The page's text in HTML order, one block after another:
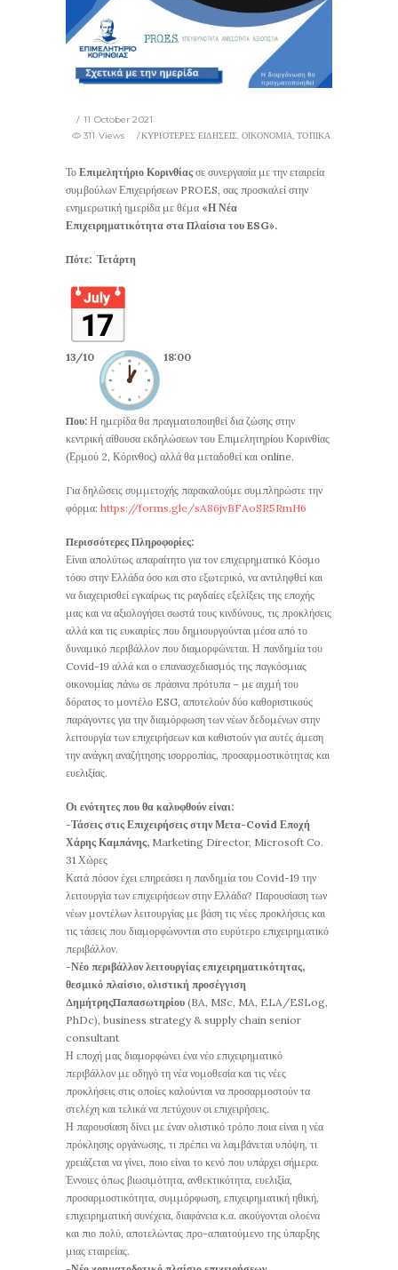
11 October 2021
ΚΥΡΙΟΤΕΡΕΣ ΕΙΔΗΣΕΙΣ,ΟΙΚΟΝΟΜΙΑ,ΤΟΠΙΚΑ
311 Views
Το Επιμελητήριο Κορινθίας σε συνεργασία με την εταιρεία
συμβούλων Επιχειρήσεων PROES, σας προσκαλεί στην
ενημερωτική ημερίδα με θέμα «Η Νέα
Επιχειρηματικότητα στα Πλαίσια του ESG».
Πότε: Τετάρτη
13/10 18:00
Που: Η ημερίδα θα πραγματοποιηθεί δια ζώσης στην
κεντρική αίθουσα εκδηλώσεων του Επιμελητηρίου Κορινθίας
(Ερμού 2, Κόρινθος) αλλά θα μεταδοθεί και online.
Για δηλώσεις συμμετοχής παρακαλούμε συμπληρώστε την
φόρμα: https://forms.gle/sA86jvBFAoSR5RmH6
Περισσότερες Πληροφορίες:
Είναι απολύτως απαραίτητο για τον επιχειρηματικό Κόσμο
τόσο στην Ελλάδα όσο και στο εξωτερικό, να αντιληφθεί και
να διαχειρισθεί εγκαίρως τις ραγδαίες εξελίξεις της εποχής
μας και να αξιολογήσει σωστά τους κινδύνους, τις προκλήσεις
αλλά και τις ευκαιρίες που δημιουργούνται μέσα από το
δυναμικό περιβάλλον που διαμορφώνεται. Η πανδημία του
Covid-19 αλλά και ο επανασχεδιασμός της παγκόσμιας
οικονομίας πάνω σε πράσινα πρότυπα – με αιχμή του
δόρατος το μοντέλο ESG, αποτελούν δύο καθοριστικούς
παράγοντες για την διαμόρφωση των νέων δεδομένων στην
λειτουργία των επιχειρήσεων και καθιστούν για αυτές άμεση
την ανάγκη αναζήτησης ισορροπίας, προσαρμοστικότητας και
ευελιξίας.
Οι ενότητες που θα καλυφθούν είναι:
-Τάσεις στις Επιχειρήσεις στην Μετα-Covid Εποχή
Χάρης Καμπάνης, Marketing Director, Microsoft Co.
31 Χώρες
Κατά πόσον έχει επηρεάσει η πανδημία του Covid-19 την
λειτουργία των επιχειρήσεων στην Ελλάδα? Παρουσίαση των
νέων μοντέλων λειτουργίας με βάση τις νέες προκλήσεις και
τις τάσεις που διαμορφώνονται στο ευρύτερο επιχειρηματικό
περιβάλλον.
-Νέο περιβάλλον λειτουργίας επιχειρηματικότητας,
θεσμικό πλαίσιο, ολιστική προσέγγιση
ΔημήτρηςΠαπασωτηρίου (BA, MSc, MA, ELA/ESLog,
PhDc), business strategy & supply chain senior
consultant
Η εποχή μας διαμορφώνει ένα νέο επιχειρηματικό
περιβάλλον με οδηγό τη νέα νομοθεσία και τις νέες
προκλήσεις στις οποίες καλούνται να προσαρμοστούν τα
στελέχη και τελικά να πετύχουν οι επιχειρήσεις.
Η παρουσίαση δίνει με έναν ολιστικό τρόπο ποια είναι η νέα
πρόκλησης οργάνωσης, τι πρέπει να λαμβάνεται υπόψη, τι
χρειάζεται να γίνει, ποιο είναι το κενό που υπάρχει σήμερα.
Έννοιες όπως βιωσιμότητα, ανθεκτικότητα, ευελιξία,
προσαρμοστικότητα, συμμόρφωση, επιχειρηματική ηθική,
επιχειρηματική συνέχεια, διαφάνεια κ.α. ακούγονται ολοένα
και πιο πολύ, αποτελώντας προ-απαιτούμενο της ύπαρξης
μιας εταιρείας.